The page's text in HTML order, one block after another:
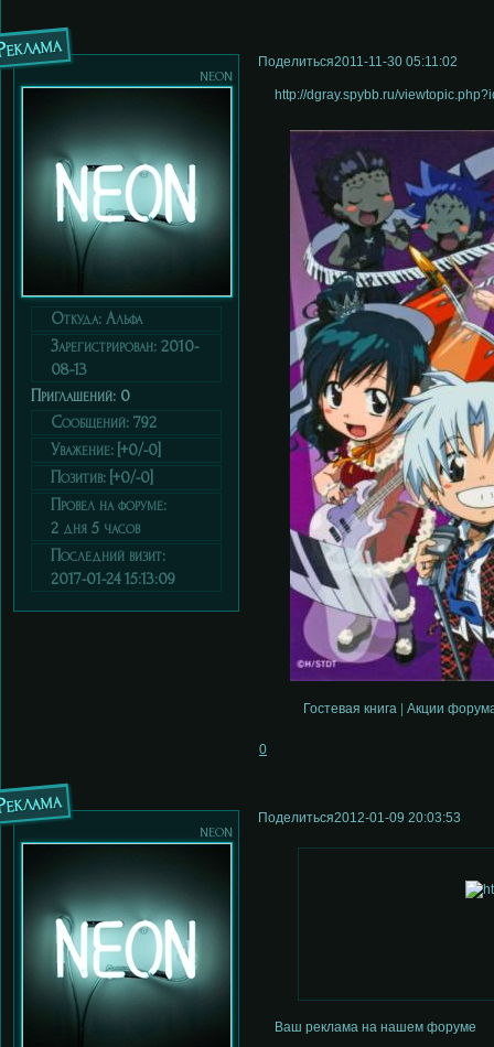
Поделиться2011-11-30 05:11:02
neon
Откуда: Альфа
Зарегистрирован: 2010-
08-13
Приглашений: 0
Сообщений: 792
Уважение: [+0/-0]
Позитив: [+0/-0]
Провел на форуме:
2 дня 5 часов
Последний визит:
2017-01-24 15:13:09
http://dgray.spybb.ru/
Гостевая книга Акции
0
Поделиться2012-01-09 20:03:53
neon
Ваш реклама на нашем форуме